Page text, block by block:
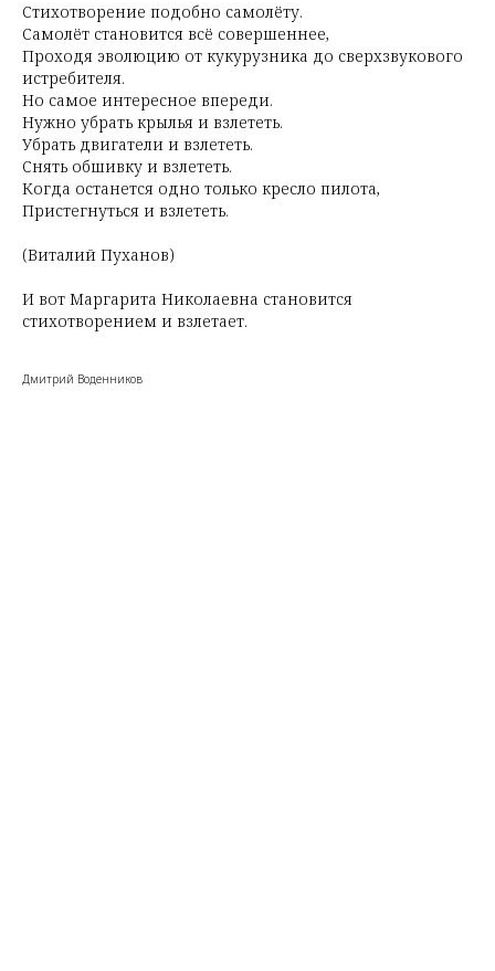
Стихотворение подобно самолёту.
Самолёт становится всё совершеннее,
Проходя эволюцию от кукурузника до сверхзвукового
истребителя.
Но самое интересное впереди.
Нужно убрать крылья и взлететь.
Убрать двигатели и взлететь.
Снять обшивку и взлететь.
Когда останется одно только кресло пилота,
Пристегнуться и взлететь.
(Виталий Пуханов)
И вот Маргарита Николаевна становится
стихотворением и взлетает.
Дмитрий Воденников